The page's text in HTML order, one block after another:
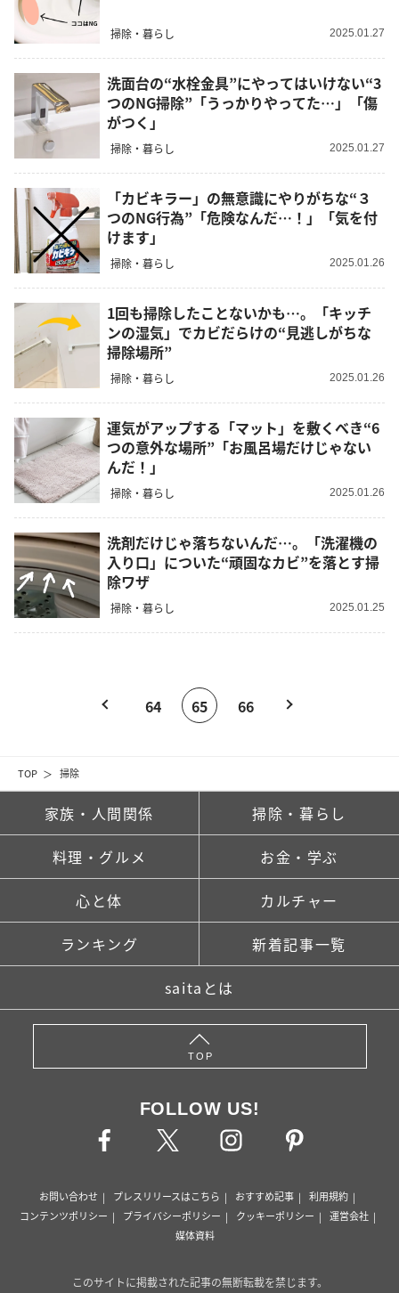
TOP 掃除
掃除・暮らし 2025.01.27
洗面台の“水栓金具”にやってはいけない“3
つのNG掃除”「うっかりやってた…」「傷
がつく」
掃除・暮らし 2025.01.27
「カビキラー」の無意識にやりがちな“３
つのNG行為”「危険なんだ…！」「気を付
けます」
掃除・暮らし 2025.01.26
1回も掃除したことないかも…。「キッチ
ンの湿気」でカビだらけの“見逃しがちな
掃除場所”
掃除・暮らし 2025.01.26
運気がアップする「マット」を敷くべき“6
つの意外な場所”「お風呂場だけじゃない
んだ！」
掃除・暮らし 2025.01.26
洗剤だけじゃ落ちないんだ…。「洗濯機の
入り口」についた“頑固なカビ”を落とす掃
除ワザ
掃除・暮らし 2025.01.25
64 65 66
家族・人間関係 掃除・暮らし
料理・グルメ お金・学ぶ
心と体 カルチャー
ランキング 新着記事一覧
saitaとは
TOP
FOLLOW US!
お問い合わせ プレスリリースはこちら おすすめ記事
利用規約
コンテンツポリシー
プライバシーポリシー クッキーポリシー
運営会社
媒体資料
このサイトに掲載された記事の無断転載を禁じます。